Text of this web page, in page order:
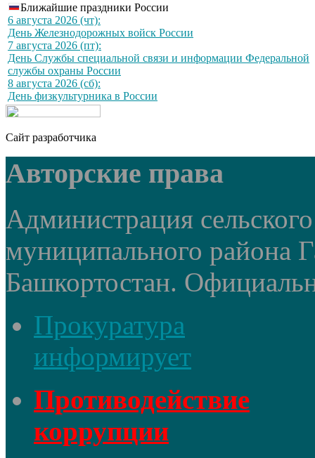
Ближайшие праздники России
6 августа 2026 (чт):
День Железнодорожных войск России
7 августа 2026 (пт):
День Службы специальной связи и информации Федеральной
службы охраны России
8 августа 2026 (сб):
День физкультурника в России
Сайт разработчика
Авторские права
Администрация
муниципального района
Башкортостан.
Прокуратура
информирует
Противодействие
коррупции